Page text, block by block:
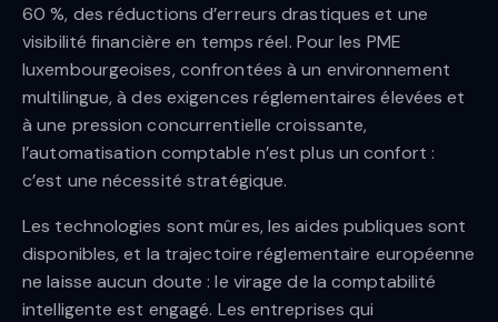
60 %, des réductions d’erreurs drastiques et une
visibilité financière en temps réel. Pour les PME
luxembourgeoises, confrontées à un environnement
multilingue, à des exigences réglementaires élevées et
à une pression concurrentielle croissante,
l’automatisation comptable n’est plus un confort :
c’est une nécessité stratégique.
Les technologies sont mûres, les aides publiques sont
disponibles, et la trajectoire réglementaire européenne
ne laisse aucun doute : le virage de la comptabilité
intelligente est engagé. Les entreprises qui